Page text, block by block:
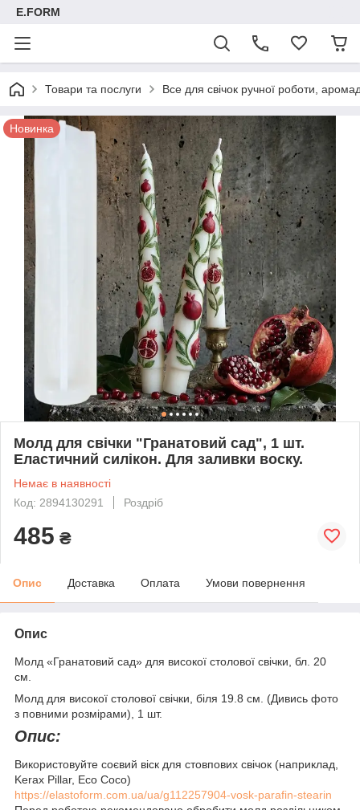
E.FORM
Товари та послуги Все для свічок ручної роботи,
Новинка
Молд для свічки "Гранатовий сад", 1 шт.
Еластичний силікон. Для заливки воску.
Немає в наявності
Код: 2894130291
Роздріб
485 ₴
Опис Доставка Оплата Умови повернення
Опис
Молд «Гранатовий сад» для високої столової свічки, бл. 20
см.
Молд для високої столової свічки, біля 19.8 см. (Дивись фото
з повними розмірами), 1 шт.
Опис:
Використовуйте соєвий віск для стовпових свічок (наприклад,
Kerax Pillar, Eco Coco)
https://elastoform.com.ua/ua/g112257904-vosk-parafin-stearin